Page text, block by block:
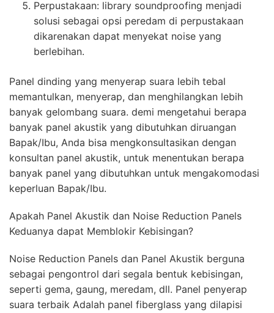
Perpustakaan: library soundproofing menjadi
solusi sebagai opsi peredam di perpustakaan
dikarenakan dapat menyekat noise yang
berlebihan.
Panel dinding yang menyerap suara lebih tebal
memantulkan, menyerap, dan menghilangkan lebih
banyak gelombang suara. demi mengetahui berapa
banyak panel akustik yang dibutuhkan diruangan
Bapak/Ibu, Anda bisa mengkonsultasikan dengan
konsultan panel akustik, untuk menentukan berapa
banyak panel yang dibutuhkan untuk mengakomodasi
keperluan Bapak/Ibu.
Apakah Panel Akustik dan Noise Reduction Panels
Keduanya dapat Memblokir Kebisingan?
Noise Reduction Panels dan Panel Akustik berguna
sebagai pengontrol dari segala bentuk kebisingan,
seperti gema, gaung, meredam, dll. Panel penyerap
suara terbaik Adalah panel fiberglass yang dilapisi